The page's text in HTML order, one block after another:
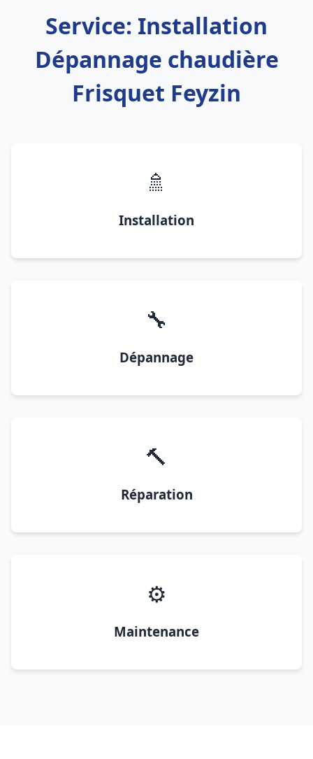
Service: Installation
Dépannage chaudière
Frisquet Feyzin
🚿
Installation
🔧
Dépannage
🔨
Réparation
⚙️
Maintenance